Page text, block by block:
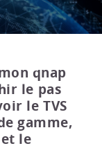
qnap
le pas
le TVS
gamme,
le